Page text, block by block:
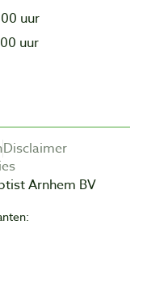
uur
uur
Disclaimer
Arnhem BV